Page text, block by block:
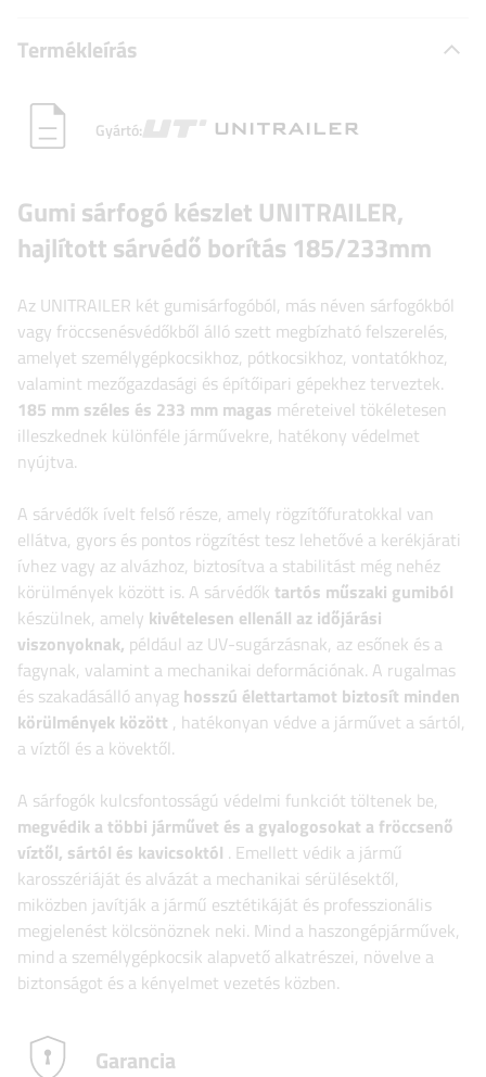
Termékleírás
Gyártó:
Gumi sárfogó készlet UNITRAILER,
hajlított sárvédő borítás 185/233mm
Az UNITRAILER két gumisárfogóból, más néven sárfogókból
vagy fröccsenésvédőkből álló szett megbízható felszerelés,
amelyet személygépkocsikhoz, pótkocsikhoz, vontatókhoz,
valamint mezőgazdasági és építőipari gépekhez terveztek.
185 mm széles és 233 mm magas méreteivel tökéletesen
illeszkednek különféle járművekre, hatékony védelmet
nyújtva.
A sárvédők ívelt felső része, amely rögzítőfuratokkal van
ellátva, gyors és pontos rögzítést tesz lehetővé a kerékjárati
ívhez vagy az alvázhoz, biztosítva a stabilitást még nehéz
körülmények között is. A sárvédők tartós műszaki gumiból
készülnek, amely kivételesen ellenáll az időjárási
viszonyoknak, például az UV-sugárzásnak, az esőnek és a
fagynak, valamint a mechanikai deformációnak. A rugalmas
és szakadásálló anyag hosszú élettartamot biztosít minden
körülmények között , hatékonyan védve a járművet a sártól,
a víztől és a kövektől.
A sárfogók kulcsfontosságú védelmi funkciót töltenek be,
megvédik a többi járművet és a gyalogosokat a fröccsenő
víztől, sártól és kavicsoktól . Emellett védik a jármű
karosszériáját és alvázát a mechanikai sérülésektől,
miközben javítják a jármű esztétikáját és professzionális
megjelenést kölcsönöznek neki. Mind a haszongépjárművek,
mind a személygépkocsik alapvető alkatrészei, növelve a
biztonságot és a kényelmet vezetés közben.
Garancia